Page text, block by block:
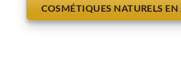
COSMÉTIQUES NATURELS EN